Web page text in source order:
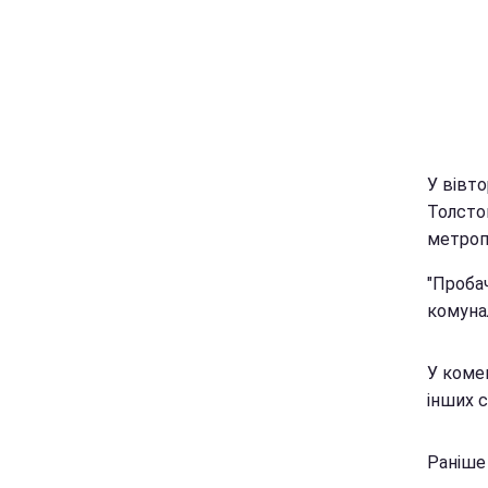
У
У
інших